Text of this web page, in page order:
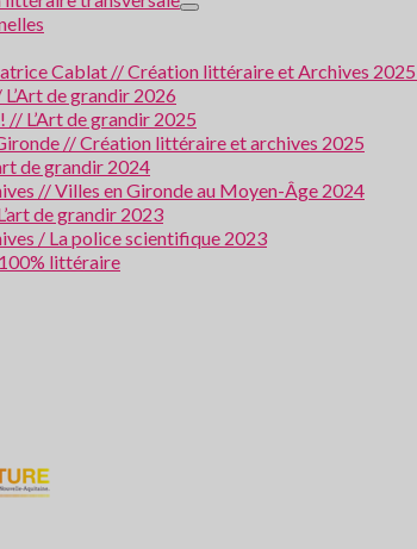
Cablat // Création littéraire et Archives
de grandir 2026
L’Art de grandir 2025
// Création littéraire et archives 2025
de grandir 2024
// Villes en Gironde au Moyen-Âge 2024
de grandir 2023
/ La police scientifique 2023
littéraire